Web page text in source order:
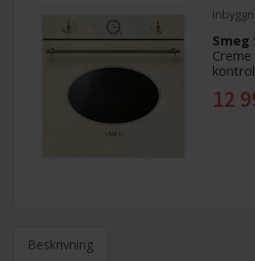
Smeg
12
Beskrivning